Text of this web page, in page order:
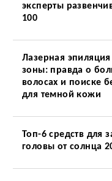
эксперты
100
Лазерная
зоны: правда о
волосах и поиске
для темной кожи
Топ-6 средств для
головы от солнца